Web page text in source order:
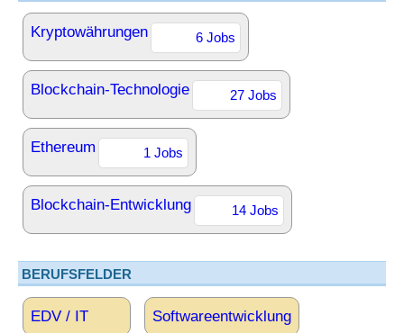
Kryptowährungen 6 Jobs
Blockchain-Technologie 27 Jobs
Ethereum 1 Jobs
Blockchain-Entwicklung 14 Jobs
BERUFSFELDER
EDV / IT Softwareentwicklung